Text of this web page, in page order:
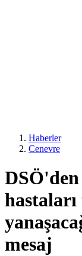
Haberler
Cenevre
mesaj